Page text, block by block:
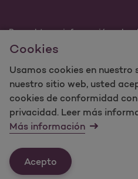
Cookies
Usamos cookies en nuestro
nuestro sitio web, usted
cookies de conformidad
privacidad. Leer más
Más información
Acepto
Para obtener información sobre
Healthcare Medicaid y
©2023 Molina Healthcare, Inc.
reservados.
Molina -Términos de uso y
mapa del sitio sobre
Última actualización: 12/16/2021